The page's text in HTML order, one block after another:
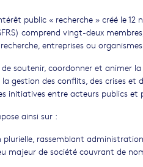
public « recherche » créé le
comprend vingt-deux
entreprises ou
soutenir, coordonner et animer
gestion des conflits, des crises et
initiatives entre acteurs publics et
ainsi sur :
rassemblant
majeur de société couvrant de